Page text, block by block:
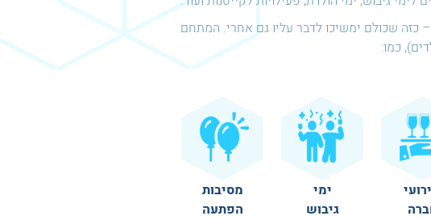
כזה שכולם ימשיכו לדבר עליו גם אחרי. המתחם
ימי
גיבוש
מסיבות
הפתעה